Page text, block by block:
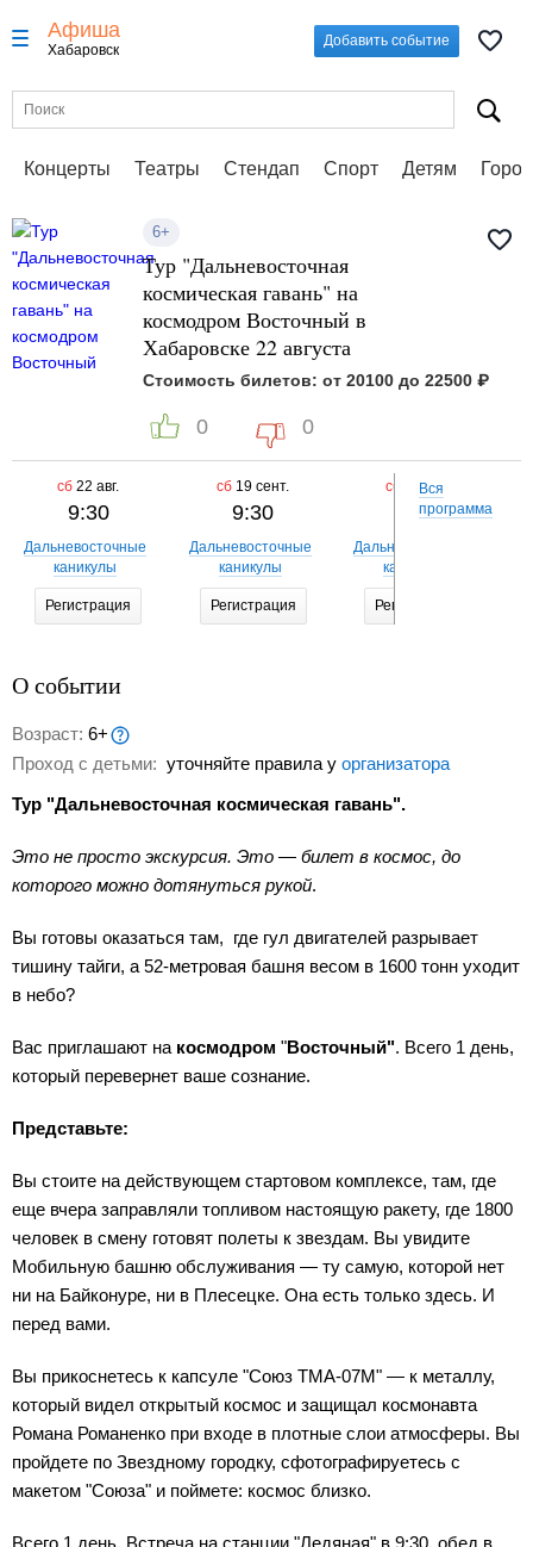
Афиша
Хабаровск
Добавить событие
Концерты Театры Стендап Спорт Детям
6+
Тур "Дальневосточная
космическая гавань" на
космодром Восточный в
Хабаровске 22 августа
Стоимость билетов: от 20100 до 22500 ₽
0 0
сб22 авг.
9:30
Дальневосточные
каникулы
Регистрация
сб 19 сент.
9:30
Дальневосточные
каникулы
Регистрация
сб 24 окт.
9:30
Дальневосточные
каникулы
Регистрация
Вся
программа
О событии
Возраст: 6+
Проход с детьми: уточняйте правила у организатора
Тур "Дальневосточная космическая гавань".
Это не просто экскурсия. Это — билет в космос, до
которого можно дотянуться рукой.
Вы готовы оказаться там, где гул двигателей разрывает
тишину тайги, а 52-метровая башня весом в 1600 тонн уходит
в небо?
Вас приглашают на космодром "Восточный". Всего 1 день,
который перевернет ваше сознание.
Представьте:
Вы стоите на действующем стартовом комплексе, там, где
еще вчера заправляли топливом настоящую ракету, где 1800
человек в смену готовят полеты к звездам. Вы увидите
Мобильную башню обслуживания — ту самую, которой нет
ни на Байконуре, ни в Плесецке. Она есть только здесь. И
перед вами.
Вы прикоснетесь к капсуле "Союз ТМА-07М" — к металлу,
который видел открытый космос и защищал космонавта
Романа Романенко при входе в плотные слои атмосферы. Вы
пройдете по Звездному городку, сфотографируетесь с
макетом "Союза" и поймете: космос близко.
Всего 1 день. Встреча на станции "Ледяная" в 9:30, обед в